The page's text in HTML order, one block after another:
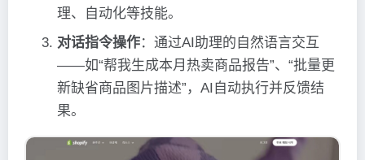
理、自动化等技能。
对话指令操作：通过AI助理的自然语言交互
——如“帮我生成本月热卖商品报告”、“批量更
新缺省商品图片描述”，AI自动执行并反馈结
果。